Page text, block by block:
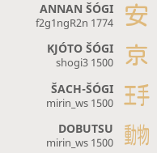
ANNAN ŠÓGI
f2g1ngR2n 1774
KJÓTO ŠÓGI
shogi3 1500
ŠACH-ŠÓGI
mirin_ws 1500
DOBUTSU
mirin_ws 1500